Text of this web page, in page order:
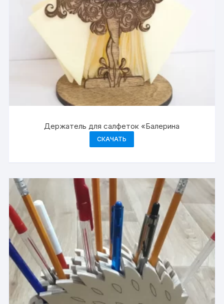
Держатель для салфеток «Балерина
СКАЧАТЬ